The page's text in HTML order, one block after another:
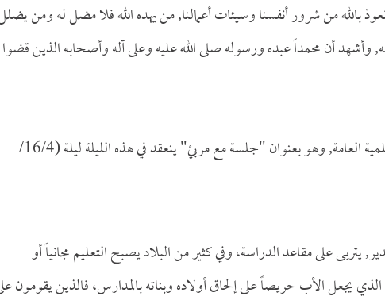
بالله من شرور أنفسنا وسيئات أعمالنا, من يهده الله فلا مضل له ومن
وأشهد أن محمداً عبده ورسوله صلى الله عليه وعلى آله وأصحابه الذين قضوا
هذا الدرس الثالث والسبعون من سلسلة الدروس العلمية العامة, وهو بعنوان "جلسة مع مربيْ" ينعقد في هذه الليلة ليلة (16/4/
يتربى على مقاعد الدراسة، وفي كثير من البلاد يصبح التعليم مجانياً أو
الذي يجعل الأب حريصاً على إلحاق أولاده وبناته بالمدارس، فالذين يقومون